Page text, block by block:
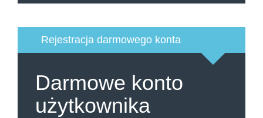
Rejestracja darmowego konta
Darmowe konto
użytkownika